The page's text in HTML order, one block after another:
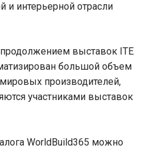
и интерьерной отрасли
продолжением выставок ITE
большой объем
производителей,
участниками выставок
WorldBuild365 можно